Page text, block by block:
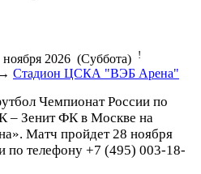
ноября 2026 (Суббота) !
→ Стадион ЦСКА "ВЭБ Арена"
Чемпионат России по
Зенит ФК в Москве на
Матч пройдет 28 ноября
по телефону +7 (495) 003-18-